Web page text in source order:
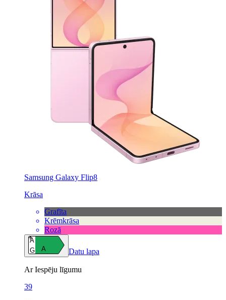
Samsung Galaxy Flip8
Krāsa
Grafīta
Krēmkrāsa
Rozā
A
G
A Datu lapa
Ar Iespēju līgumu
39